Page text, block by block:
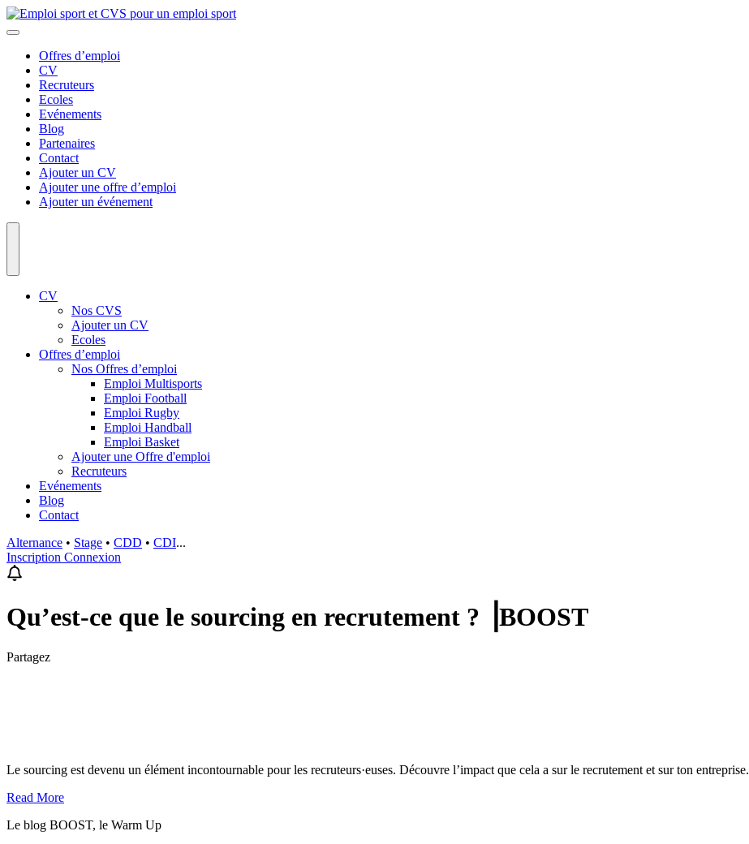
Offres d’emploi
CV
Recruteurs
Ecoles
Evénements
Blog
Partenaires
Contact
Ajouter un CV
Ajouter une offre d’emploi
Ajouter un événement
CV
Nos CVS
Ajouter un CV
Ecoles
Offres d’emploi
Nos Offres d’emploi
Emploi Multisports
Emploi Football
Emploi Rugby
Emploi Handball
Emploi Basket
Ajouter une Offre d'emploi
Recruteurs
Evénements
Blog
Contact
Alternance • Stage • CDD • CDI...
Inscription Connexion
Qu’est-ce que le sourcing en recrutement ? ⎟BOOST
Partagez
Le sourcing est devenu un élément incontournable pour les recruteurs·euses. Découvre l’impact que cela a sur le recrutement et sur ton entreprise.
Read More
Le blog BOOST, le Warm Up